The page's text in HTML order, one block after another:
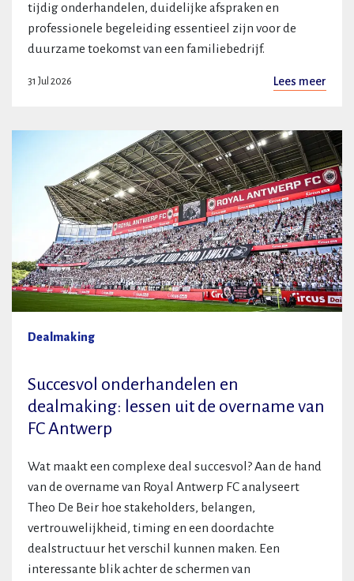
tijdig onderhandelen, duidelijke afspraken en
professionele begeleiding essentieel zijn voor de
duurzame toekomst van een familiebedrijf.
31 Jul 2026 Lees meer
Dealmaking
Succesvol onderhandelen en
dealmaking: lessen uit de overname van
FC Antwerp
Wat maakt een complexe deal succesvol? Aan de hand
van de overname van Royal Antwerp FC analyseert
Theo De Beir hoe stakeholders, belangen,
vertrouwelijkheid, timing en een doordachte
dealstructuur het verschil kunnen maken. Een
interessante blik achter de schermen van